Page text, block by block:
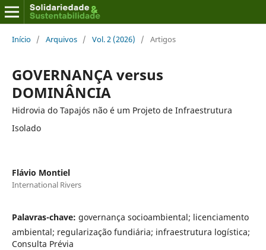
Início / Arquivos / Vol. 2 (2026) / Artigos
GOVERNANÇA versus
DOMINÂNCIA
Hidrovia do Tapajós não é um Projeto de Infraestrutura
Isolado
Flávio Montiel
International Rivers
Palavras-chave: governança socioambiental; licenciamento
ambiental; regularização fundiária; infraestrutura logística;
Consulta Prévia